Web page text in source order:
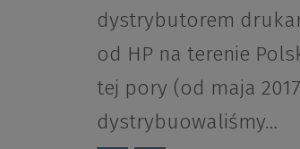
dystrybutorem
od HP na terenie
tej pory (od maja
dystrybuowaliśmy…